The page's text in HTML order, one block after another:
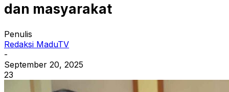
dan masyarakat
Penulis
Redaksi MaduTV
-
September 20, 2025
23